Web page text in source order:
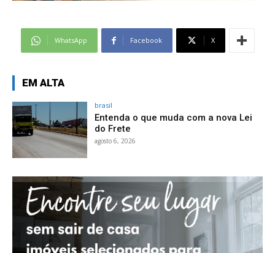
WhatsApp Facebook X
EM ALTA
brasil
Entenda o que muda com a nova Lei
do Frete
agosto 6, 2026